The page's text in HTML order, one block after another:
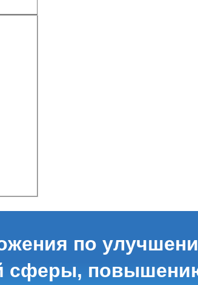
по
сферы,